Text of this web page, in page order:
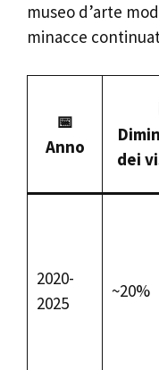
museo d’arte
minacce
📅
Anno
dei
2020-
2025
~20%